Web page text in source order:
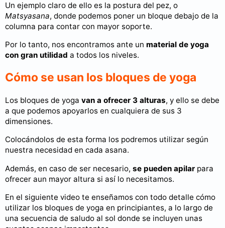
Un ejemplo claro de ello es la postura del pez, o
Matsyasana, donde podemos poner un bloque debajo de la
columna para contar con mayor soporte.
Por lo tanto, nos encontramos ante un material de yoga
con gran utilidad a todos los niveles.
Cómo se usan los bloques de yoga
Los bloques de yoga van a ofrecer 3 alturas, y ello se debe
a que podemos apoyarlos en cualquiera de sus 3
dimensiones.
Colocándolos de esta forma los podremos utilizar según
nuestra necesidad en cada asana.
Además, en caso de ser necesario, se pueden apilar para
ofrecer aun mayor altura si así lo necesitamos.
En el siguiente video te enseñamos con todo detalle cómo
utilizar los bloques de yoga en principiantes, a lo largo de
una secuencia de saludo al sol donde se incluyen unas